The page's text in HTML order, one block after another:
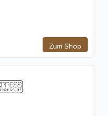
Zum Shop